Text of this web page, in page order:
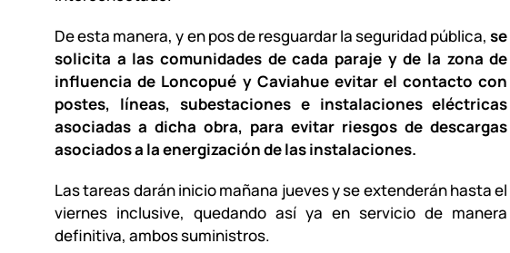
De esta manera, y en pos de resguardar la seguridad pública,se
solicita a las comunidades de cada paraje y de la zona de
influencia de Loncopué y Caviahue evitar el contacto con
postes, líneas, subestaciones e instalaciones eléctricas
asociadas a dicha obra, para evitar riesgos de descargas
asociados a la energización de las instalaciones.
Las tareas darán inicio mañana jueves y se extenderán hasta el
viernes inclusive, quedando así ya en servicio de manera
definitiva, ambos suministros.